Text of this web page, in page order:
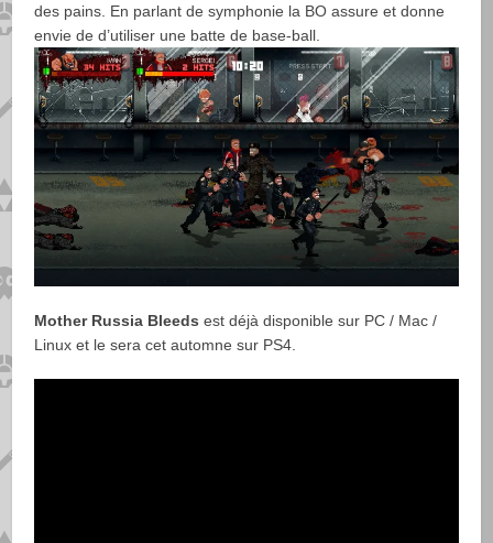
des pains. En parlant de symphonie la BO assure et donne
envie de d’utiliser une batte de base-ball.
Mother Russia Bleedsest déjà disponible sur PC / Mac /
Linux et le sera cet automne sur PS4.